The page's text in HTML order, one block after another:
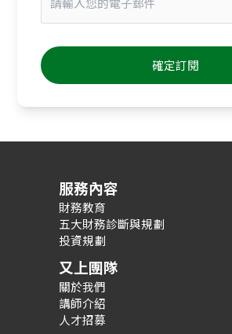
服務內容
財務教育
五大財務診斷與規劃
投資規劃
又上團隊
關於我們
講師介紹
人才招募